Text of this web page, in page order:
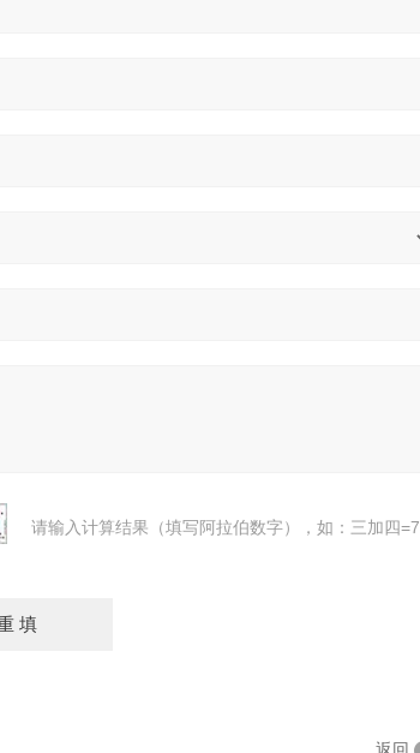
请输入计算结果（填写阿拉伯数字），如：三加四=7